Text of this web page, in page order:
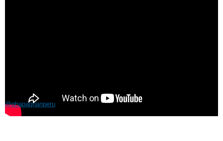
@qhapaqnanperu